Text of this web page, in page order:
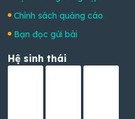
Chính sách quảng cáo
Bạn đọc gửi bài
Hệ sinh thái